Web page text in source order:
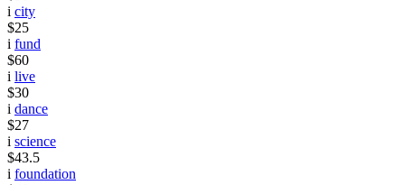
i city
$25
i fund
$60
i live
$30
i dance
$27
i science
$43.5
i foundation